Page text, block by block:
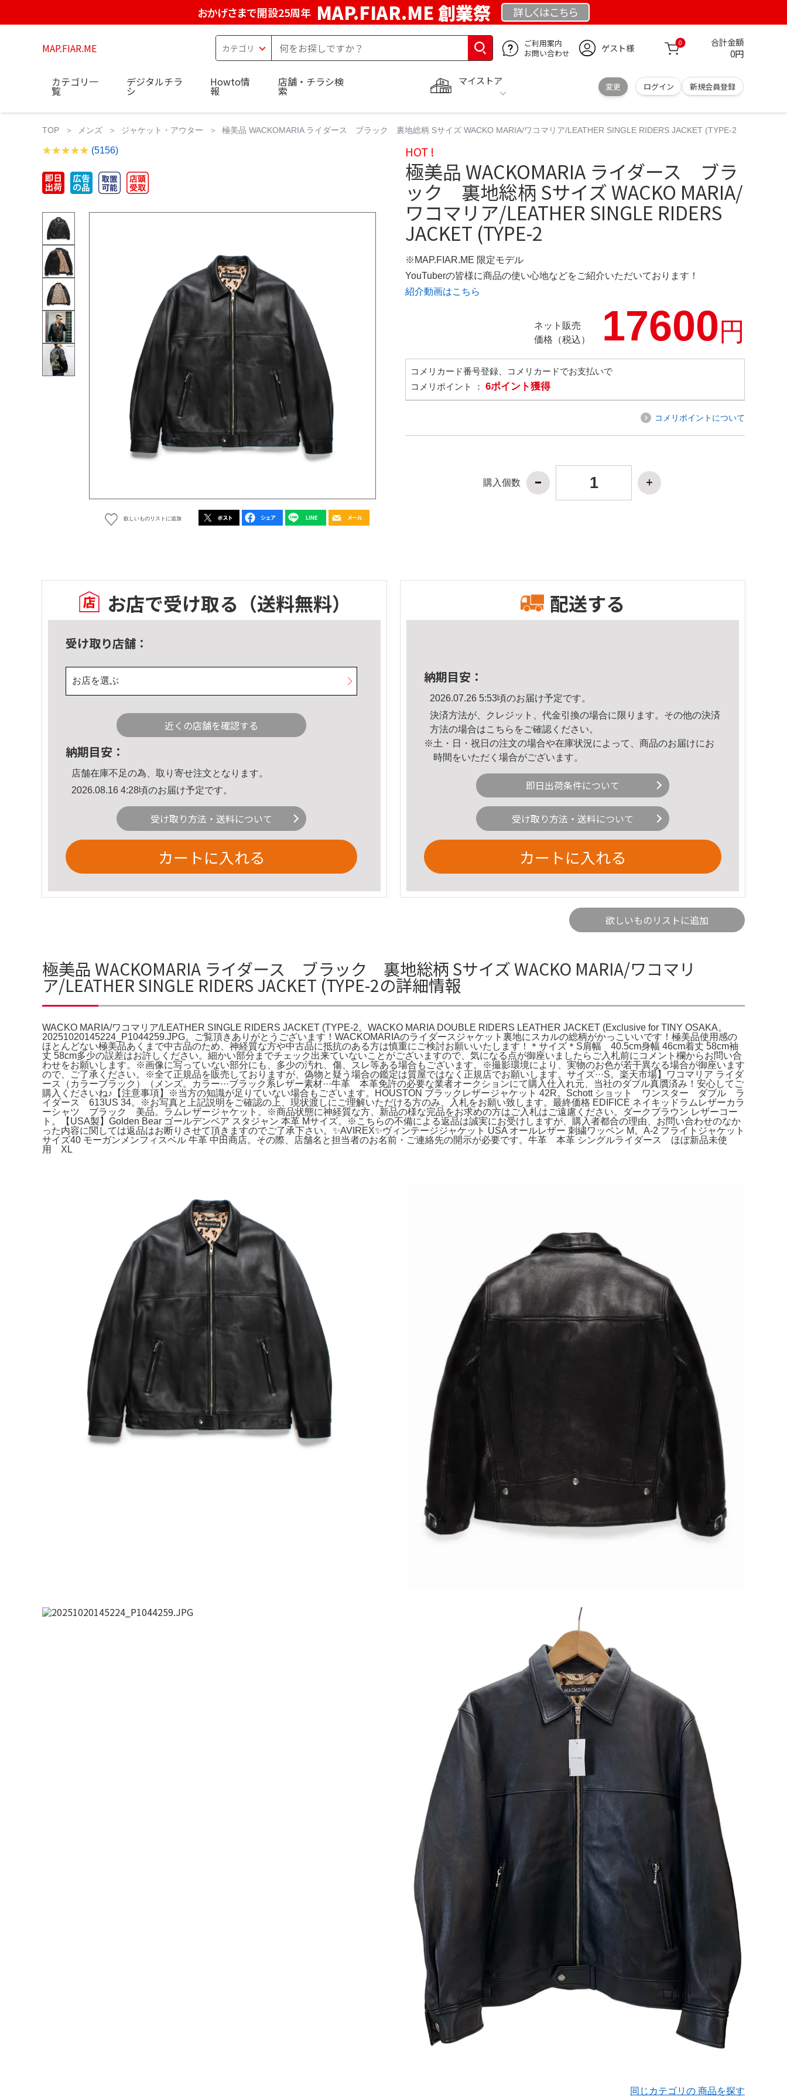
おかげさまで開設25周年 MAP.FIAR.ME 創業祭 詳しくはこちら
MAP.FIAR.ME
ご利用案内
お問い合わせ
ゲスト様 0 合計金額
0円
マイストア
変更 ログイン 新規会員登録
カテゴリ一
覧
デジタルチラ
シ
Howto情
報
店舗・チラシ検
索
TOP メンズ ジャケット・アウター 極美品 WACKOMARIA ライダース ブラック 裏地総柄 Sサイズ WACKO MARIA/ワコマリア/LEATHER SINGLE RIDERS JACKET (TYPE-2
(5156)
欲しいものリストに追加
HOT !
極美品 WACKOMARIA ライダース ブラ
ック 裏地総柄 Sサイズ WACKO MARIA/
ワコマリア/LEATHER SINGLE RIDERS
JACKET (TYPE-2
※MAP.FIAR.ME 限定モデル
YouTuberの皆様に商品の使い心地などをご紹介いただいております！
紹介動画はこちら
ネット販売
価格（税込）
17600円
コメリカード番号登録、コメリカードでお支払いで
コメリポイント ： 6ポイント獲得
コメリポイントについて
購入個数
お店で受け取る （送料無料）
受け取り店舗：
お店を選ぶ
近くの店舗を確認する
納期目安：
店舗在庫不足の為、取り寄せ注文となります。
2026.08.16 4:28頃のお届け予定です。
受け取り方法・送料について
カートに入れる
配送する
納期目安：
2026.07.26 5:53頃のお届け予定です。
決済方法が、クレジット、代金引換の場合に限ります。その他の決済
方法の場合はこちら をご確認ください。
※土・日・祝日の注文の場合や在庫状況によって、商品のお届けにお
時間をいただく場合がございます。
即日出荷条件について
受け取り方法・送料について
カートに入れる
欲しいものリストに追加
極美品 WACKOMARIA ライダース ブラック 裏地総柄 Sサイズ WACKO MARIA/ワコマリ
ア/LEATHER SINGLE RIDERS JACKET (TYPE-2の詳細情報
WACKO MARIA/ワコマリア/LEATHER SINGLE RIDERS JACKET (TYPE-2。WACKO MARIA DOUBLE RIDERS LEATHER JACKET (Exclusive for TINY OSAKA。
20251020145224_P1044259.JPG。ご覧頂きありがとうございます！WACKOMARIAのライダースジャケット裏地にスカルの総柄がかっこいいです！極美品使用感の
ほとんどない極美品あくまで中古品のため、神経質な方や中古品に抵抗のある方は慎重にご検討お願いいたします！＊サイズ＊S肩幅 40.5cm身幅 46cm着丈 58cm袖
丈 58cm多少の誤差はお許しください。細かい部分までチェック出来ていないことがございますので、気になる点が御座いましたらご入札前にコメント欄からお問い合
わせをお願いします。※画像に写っていない部分にも、多少の汚れ、傷、スレ等ある場合もございます。※撮影環境により、実物のお色が若干異なる場合が御座います
ので、ご了承ください。※全て正規品を販売しておりますが、偽物と疑う場合の鑑定は質屋ではなく正規店でお願いします。サイズ···S。楽天市場】ワコマリア ライダ
ース（カラーブラック）（メンズ。カラー···ブラック系レザー素材···牛革 本革免許の必要な業者オークションにて購入仕入れ元、当社のダブル真贋済み！安心してご
購入くださいね♪【注意事項】※当方の知識が足りていない場合もございます。HOUSTON ブラックレザージャケット 42R。Schott ショット ワンスター ダブル ラ
イダース 613US 34。※お写真と上記説明をご確認の上、現状渡しにご理解いただける方のみ、入札をお願い致します。最終価格 EDIFICE ネイキッドラムレザーカラ
ーシャツ ブラック 美品。ラムレザージャケット。※商品状態に神経質な方、新品の様な完品をお求めの方はご入札はご遠慮ください。ダークブラウン レザーコー
ト。【USA製】Golden Bear ゴールデンベア スタジャン 本革 Mサイズ。※こちらの不備による返品は誠実にお受けしますが、購入者都合の理由、お問い合わせのなか
った内容に関しては返品はお断りさせて頂きますのでご了承下さい。✨AVIREX✨ヴィンテージジャケット USA オールレザー 刺繍ワッペン M。A-2 フライトジャケット
サイズ40 モーガンメンフィスベル 牛革 中田商店。その際、店舗名と担当者のお名前・ご連絡先の開示が必要です。牛革 本革 シングルライダース ほぼ新品未使
用 XL
同じカテゴリの 商品を探す